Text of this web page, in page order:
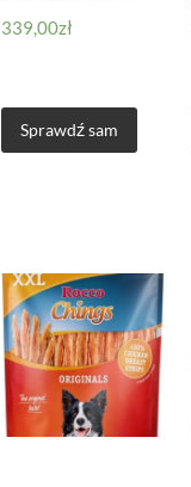
339,00zł
Sprawdź sam